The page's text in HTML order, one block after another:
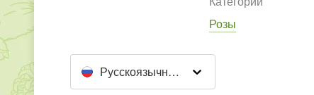
Розы
Русскоязычный сайт